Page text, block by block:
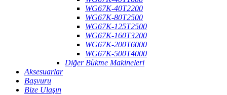
WG67K-40T2200
WG67K-80T2500
WG67K-125T2500
WG67K-160T3200
WG67K-200T6000
WG67K-500T4000
Diğer Bükme Makineleri
Aksesuarlar
Başvuru
Bize Ulaşın